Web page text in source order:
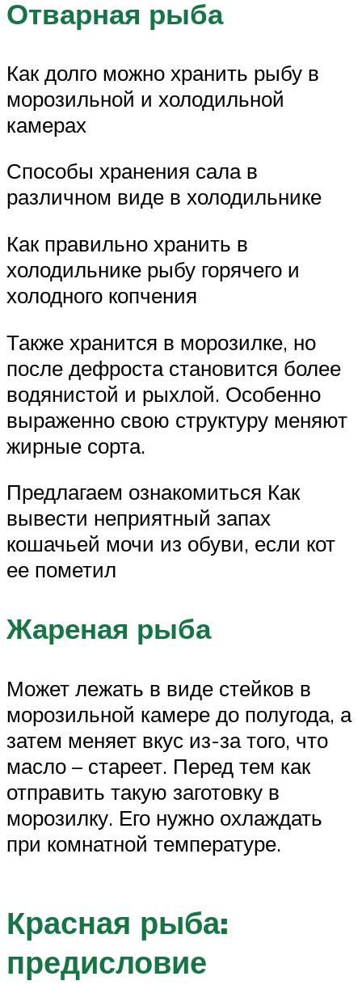
Отварная рыба
Как долго можно хранить рыбу в
морозильной и холодильной
камерах
Способы хранения сала в
различном виде в холодильнике
Как правильно хранить в
холодильнике рыбу горячего и
холодного копчения
Также хранится в морозилке, но
после дефроста становится более
водянистой и рыхлой. Особенно
выраженно свою структуру меняют
жирные сорта.
Предлагаем ознакомиться Как
вывести неприятный запах
кошачьей мочи из обуви, если кот
ее пометил
Жареная рыба
Может лежать в виде стейков в
морозильной камере до полугода, а
затем меняет вкус из-за того, что
масло – стареет. Перед тем как
отправить такую заготовку в
морозилку. Его нужно охлаждать
при комнатной температуре.
Красная рыба:
предисловие